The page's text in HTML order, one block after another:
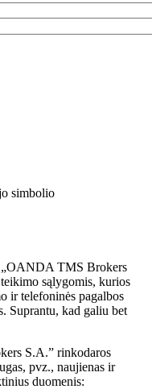
simbolio
„OANDA TMS Brokers
sąlygomis, kurios
ir telefoninės pagalbos
Suprantu, kad galiu bet
S.A.” rinkodaros
pvz., naujienas ir
duomenis: